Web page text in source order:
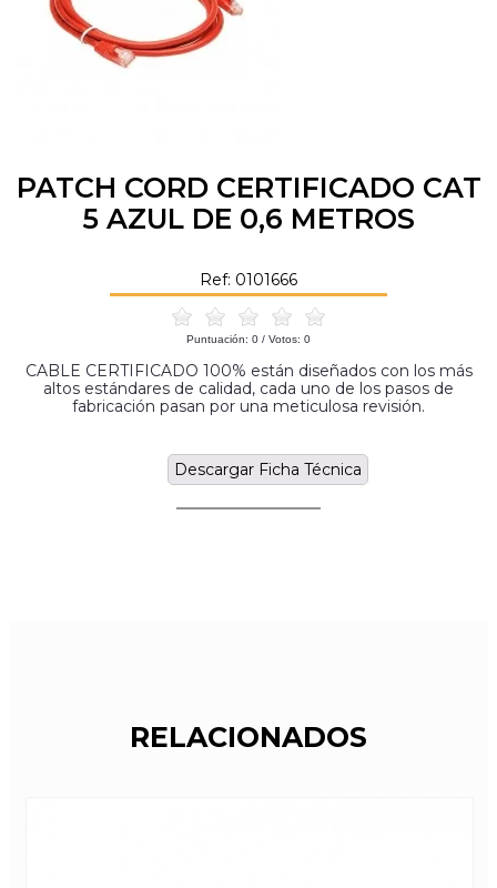
PATCH CORD CERTIFICADO CAT
5 AZUL DE 0,6 METROS
Ref: 0101666
Puntuación: 0 / Votos: 0
CABLE CERTIFICADO 100% están diseñados con los más
altos estándares de calidad, cada uno de los pasos de
fabricación pasan por una meticulosa revisión.
Descargar Ficha Técnica
RELACIONADOS